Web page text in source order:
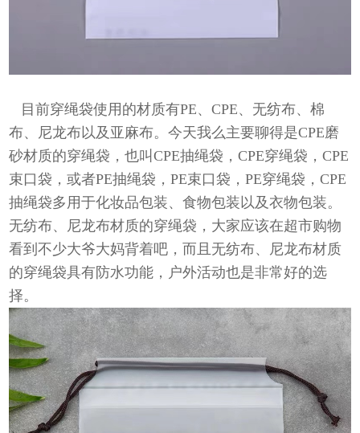
目前穿绳袋使用的材质有PE、CPE、无纺布、棉
布、尼龙布以及亚麻布。今天我么主要聊得是CPE磨
砂材质的穿绳袋，也叫CPE抽绳袋，CPE穿绳袋，CPE
束口袋，或者PE抽绳袋，PE束口袋，PE穿绳袋，CPE
抽绳袋多用于化妆品包装、食物包装以及衣物包装。
无纺布、尼龙布材质的穿绳袋，大家应该在超市购物
看到不少大爷大妈背着吧，而且无纺布、尼龙布材质
的穿绳袋具有防水功能，户外活动也是非常好的选
择。